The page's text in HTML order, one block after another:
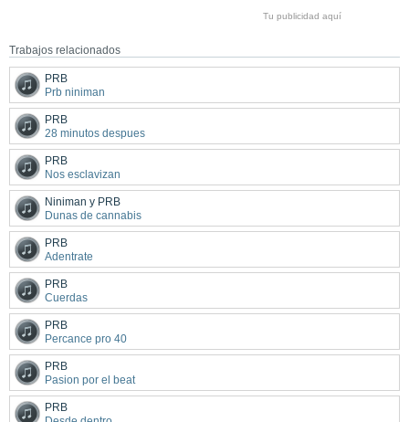
Tu publicidad aquí
Trabajos relacionados
PRB
Prb niniman
PRB
28 minutos despues
PRB
Nos esclavizan
Niniman y PRB
Dunas de cannabis
PRB
Adentrate
PRB
Cuerdas
PRB
Percance pro 40
PRB
Pasion por el beat
PRB